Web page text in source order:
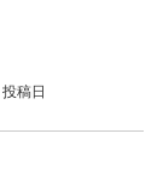
投稿日